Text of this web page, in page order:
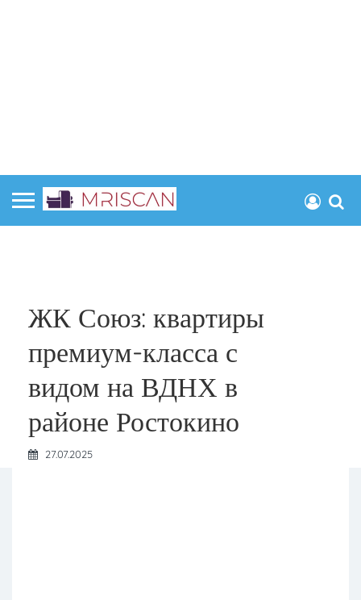
ЖК Союз: квартиры
премиум-класса с
видом на ВДНХ в
районе Ростокино
27.07.2025